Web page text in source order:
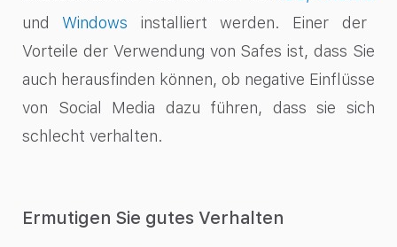
und Windows installiert werden. Einer der
Vorteile der Verwendung von Safes ist, dass Sie
auch herausfinden können, ob negative Einflüsse
von Social Media dazu führen, dass sie sich
schlecht verhalten.
Ermutigen Sie gutes Verhalten